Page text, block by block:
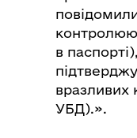
в
вразливих
УБД).».